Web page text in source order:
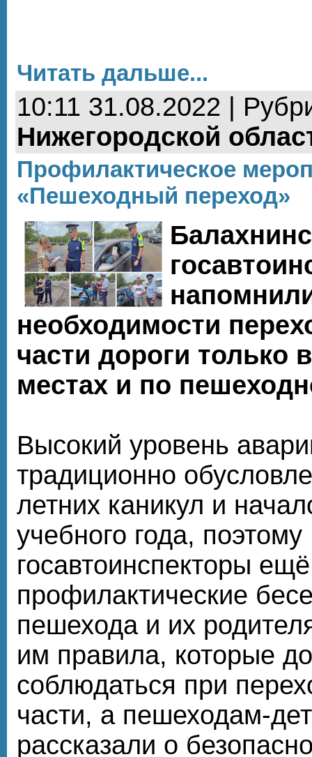
Читать дальше...
10:11 31.08.2022 |
Нижегородской
Профилактическое
«Пешеходный переход»
необходимости
части дороги только
местах и по
Высокий уровень
традиционно
летних каникул и
учебного года, поэтому
госавтоинспекторы
профилактические
пешехода и их
им правила, которые
соблюдаться при
части, а пешеходам-
рассказали о